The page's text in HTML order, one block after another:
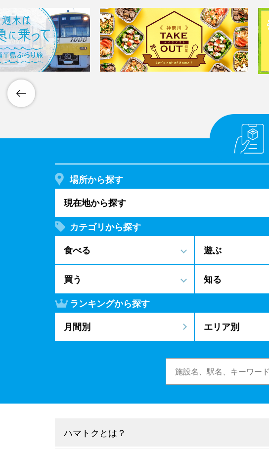
場所から探す
現在地から探す
カテゴリから探す
食べる
遊ぶ
買う 知る
ランキングから探す
月間別
エリア別
ハマトクとは？